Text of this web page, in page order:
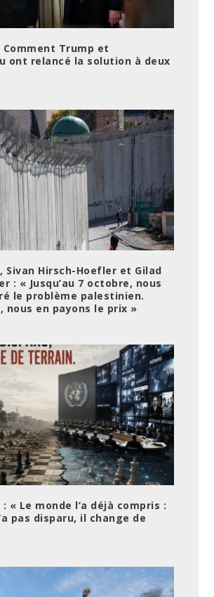
Comment Trump et
ont relancé la solution à deux
Sivan Hirsch-Hoefler et Gilad
: « Jusqu’au 7 octobre, nous
le problème palestinien.
nous en payons le prix »
« Le monde l’a déjà compris :
pas disparu, il change de